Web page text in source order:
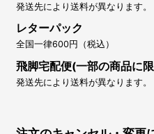
発送先により送料が異なります。
レターパック
全国一律600円（税込）
飛脚宅配便(一部の商品に
発送先により送料が異なります。